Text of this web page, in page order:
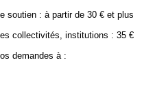
: à partir de 30 € et plus
institutions : 35 €
demandes à :